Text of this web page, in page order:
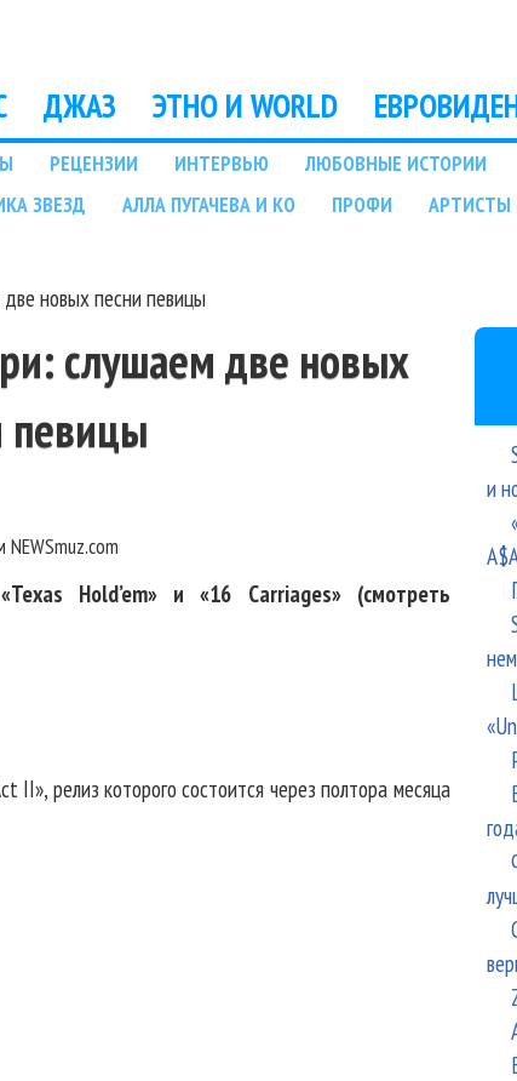
ДЖАЗ ЭТНО И WORLD
РЕЦЕНЗИИ ИНТЕРВЬЮ ЛЮБОВНЫЕ ИСТОРИИ
ЗВЕЗД АЛЛА ПУГАЧЕВА И КО ПРОФИ АРТИСТЫ
новых песни певицы
слушаем две новых
певицы
NEWSmuz.com
Hold’em» и «16 Carriages» (смотреть
II», релиз которого состоится через полтора месяца
и